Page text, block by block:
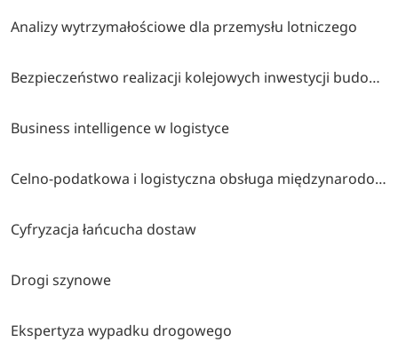
Analizy wytrzymałościowe dla przemysłu lotniczego
Bezpieczeństwo realizacji kolejowych inwestycji budowlanych
Business intelligence w logistyce
Celno-podatkowa i logistyczna obsługa międzynarodowego obrotu towarowego
Cyfryzacja łańcucha dostaw
Drogi szynowe
Ekspertyza wypadku drogowego